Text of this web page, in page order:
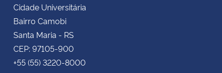
Cidade Universitária
Bairro Camobi
Santa Maria - RS
CEP: 97105-900
+55 (55) 3220-8000